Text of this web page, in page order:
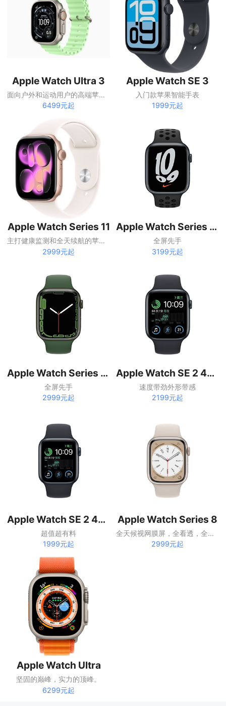
Apple Watch Ultra 3
面向户外和运动用户的高端苹果手表
6499元起
Apple Watch SE 3
入门款苹果智能手表
1999元起
Apple Watch Series 11
主打健康监测和全天续航的苹果智能手表
2999元起
Apple Watch Series 7 45mm
全屏先手
3199元起
Apple Watch Series 7 41mm
全屏先手
2999元起
Apple Watch SE 2 44毫米
速度带劲外形带感
2199元起
Apple Watch SE 2 40毫米
超值超有料
1999元起
Apple Watch Series 8
全天候视网膜屏，全看透，全办妥。
2999元起
Apple Watch Ultra
坚固的巅峰，实力的顶峰。
6299元起